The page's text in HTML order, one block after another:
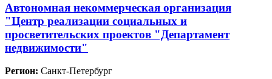
Автономная некоммерческая организация
"Центр реализации социальных и
просветительских проектов "Департамент
недвижимости"
Регион: Санкт-Петербург